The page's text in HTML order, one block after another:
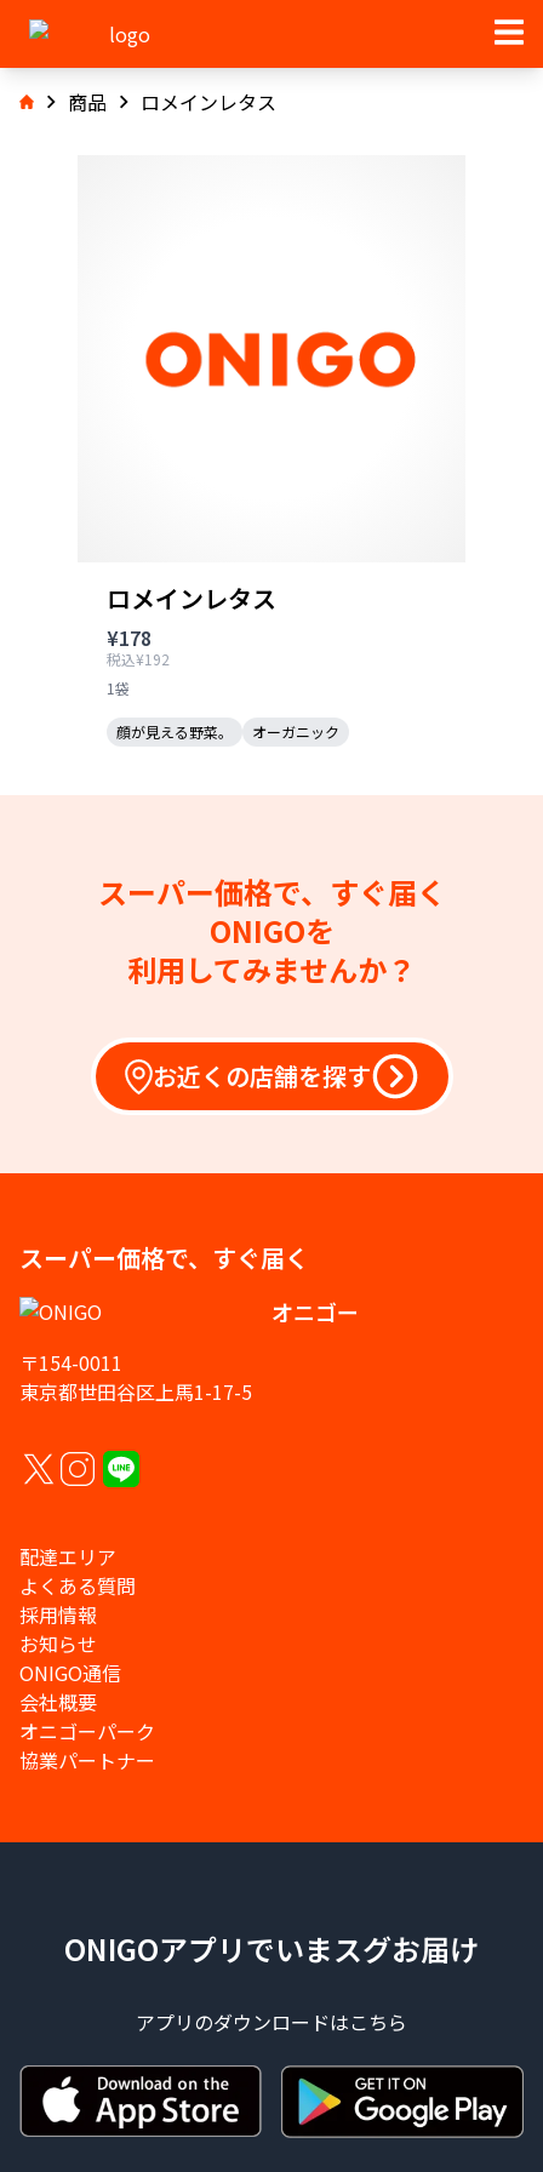
商品 ロメインレタス
ロメインレタス
¥178
税込¥192
1袋
顔が見える野菜。 オーガニック
スーパー価格で、すぐ届く
ONIGOを
利用してみませんか？
お近くの店舗を探す
スーパー価格で、すぐ届く
オニゴー
〒154-0011
東京都世田谷区上馬1-17-5
配達エリア
よくある質問
採用情報
お知らせ
ONIGO通信
会社概要
オニゴーパーク
協業パートナー
ONIGOアプリでいまスグお届け
アプリのダウンロードはこちら